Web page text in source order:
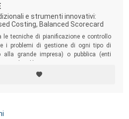
e strumenti innovativi:
Costing, Balanced Scorecard
le tecniche di pianificazione e controllo
i problemi di gestione di ogni tipo di
grande impresa) o pubblica (enti